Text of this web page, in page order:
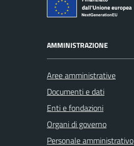
AMMINISTRAZIONE
Aree amministrative
Documenti e dati
Enti e fondazioni
Organi di governo
Personale amministrativo